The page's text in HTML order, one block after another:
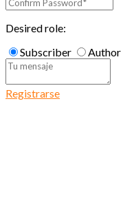
Desired role:
Subscriber
Author
Registrarse